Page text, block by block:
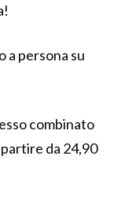
a persona su
combinato
da 24,90